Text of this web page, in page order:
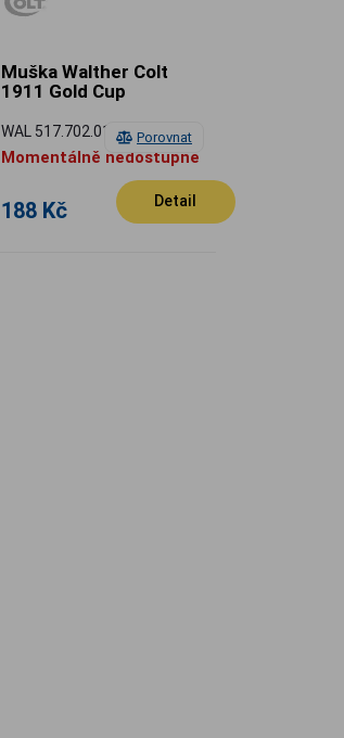
Porovnat
Muška Walther Colt
1911 Gold Cup
WAL 517.702.01
Momentálně nedostupné
188 Kč Detail